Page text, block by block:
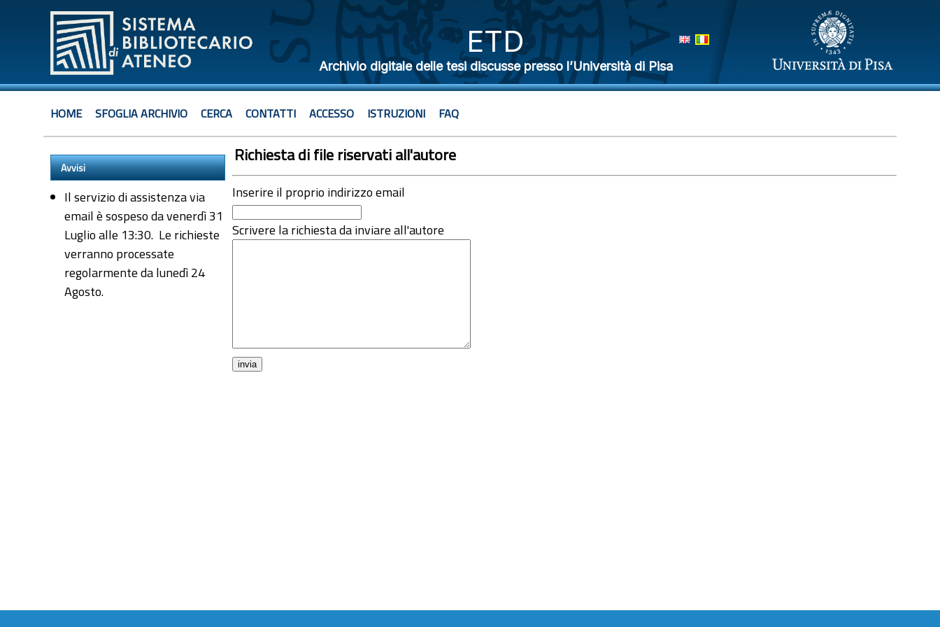
ETD
Archivio digitale delle tesi discusse presso l’Università di Pisa
HOME SFOGLIA ARCHIVIO CERCA CONTATTI ACCESSO ISTRUZIONI FAQ
Avvisi
Il servizio di assistenza via
email è sospeso da venerdì 31
Luglio alle 13:30. Le richieste
verranno processate
regolarmente da lunedì 24
Agosto.
Richiesta di file riservati all'autore
Inserire il proprio indirizzo email
Scrivere la richiesta da inviare all'autore